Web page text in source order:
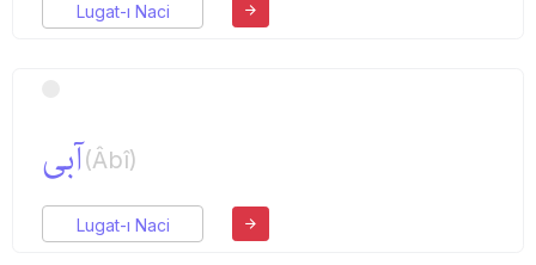
Lugat-ı Naci
آبی(Âbî)
Lugat-ı Naci